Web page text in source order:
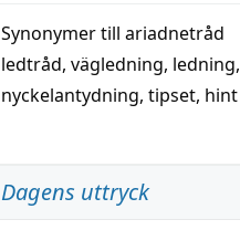
Synonymer till ariadnetråd
ledtråd, vägledning, ledning,
nyckelantydning, tipset, hint
Dagens uttryck